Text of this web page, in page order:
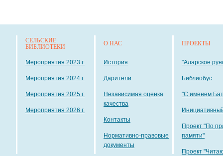
СЕЛЬСКИЕ
БИБЛИОТЕКИ
Мероприятия 2023 г.
Мероприятия 2024 г.
Мероприятия 2025 г.
Мероприятия 2026 г.
О НАС
История
Дарители
Независимая оценка
качества
Контакты
Нормативно-правовые
документы
ПРОЕКТЫ
"Аларское
Библиобус
"С именем
Проект "По
памяти"
Проект